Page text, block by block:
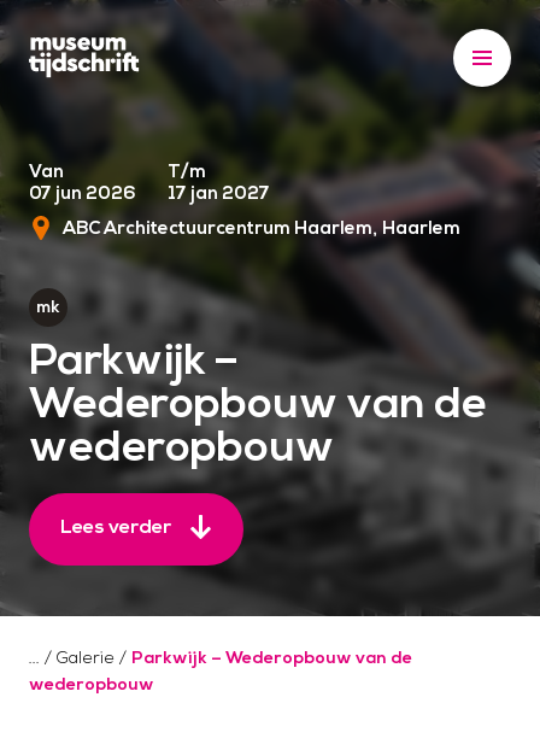
S
k
p
o
c
o
n
e
t
Van
07 jun 2026
T/m
17 jan 2027
ABC Architectuurcentrum Haarlem Haarlem
Parkwijk –
Wederopbouw van de
wederopbouw
Lees verder
/ Galerie / Parkwijk – Wederopbouw van de
wederopbouw